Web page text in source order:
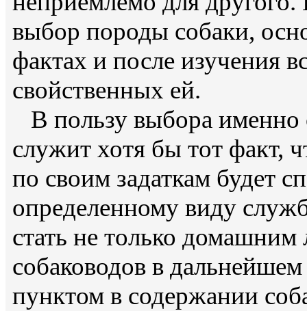
выбор породы собаки,
фактах и после изучения
свойственных ей.
В пользу выбора
служит хотя бы тот факт,
по своим задаткам будет
определенному виду
стать не только
собаководов в
пунктом в содержании